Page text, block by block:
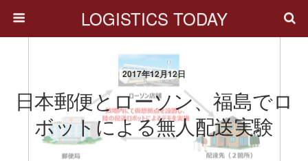
LOGISTICS TODAY
2017年12月12日
日本郵便とローソン、福島でロ
ボットによる無人配送実験